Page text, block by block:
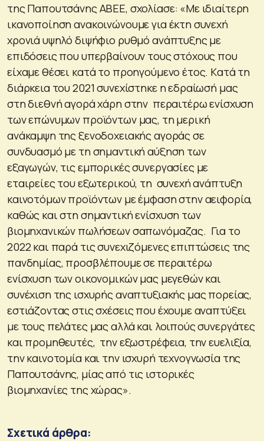
της Παπουτσάνης ΑΒΕΕ, σχολίασε: «Με ιδιαίτερη
ικανοποίηση ανακοινώνουμε για έκτη συνεχή
χρονιά υψηλό διψήφιο ρυθμό ανάπτυξης με
επιδόσεις που υπερβαίνουν τους στόχους που
είχαμε θέσει κατά το προηγούμενο έτος. Kατά τη
διάρκεια του 2021 συνεχίστηκε η εδραίωσή μας
στη διεθνή αγορά χάρη στην περαιτέρω ενίσχυση
των επώνυμων προϊόντων μας, τη μερική
ανάκαμψη της ξενοδοχειακής αγοράς σε
συνδυασμό με τη σημαντική αύξηση των
εξαγωγών, τις εμπορικές συνεργασίες με
εταιρείες του εξωτερικού, τη συνεχή ανάπτυξη
καινοτόμων προϊόντων με έμφαση στην αειφορία,
καθώς και στη σημαντική ενίσχυση των
βιομηχανικών πωλήσεων σαπωνόμαζας. Για το
2022 και παρά τις συνεχιζόμενες επιπτώσεις της
πανδημίας, προσβλέπουμε σε περαιτέρω
ενίσχυση των οικονομικών μας μεγεθών και
συνέχιση της ισχυρής αναπτυξιακής μας πορείας,
εστιάζοντας στις σχέσεις που έχουμε αναπτύξει
με τους πελάτες μας αλλά και λοιπούς συνεργάτες
και προμηθευτές, την εξωστρέφεια, την ευελιξία,
την καινοτομία και την ισχυρή τεχνογνωσία της
Παπουτσάνης, μίας από τις ιστορικές
βιομηχανίες της χώρας».
Σχετικά άρθρα: